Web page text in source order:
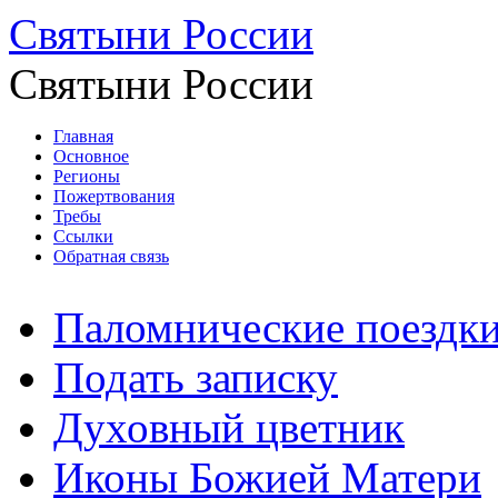
Святыни России
Святыни России
Главная
Основное
Регионы
Пожертвования
Требы
Ссылки
Обратная связь
Паломнические
Подать записку
Духовный цветник
Иконы Божией Матери